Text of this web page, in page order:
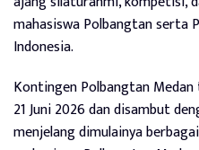
mahasiswa Polbangtan serta
Indonesia.
Kontingen Polbangtan
21 Juni 2026 dan disambut
menjelang dimulainya